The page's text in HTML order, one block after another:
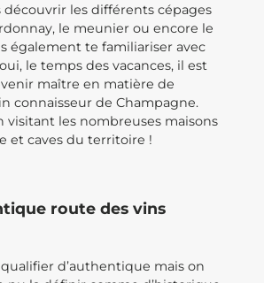
les différents cépages
le meunier ou encore le
également te familiariser avec
le temps des vacances, il est
maître en matière de
connaisseur de Champagne.
visitant les nombreuses maisons
et caves du territoire !
route des vins
d’authentique mais on